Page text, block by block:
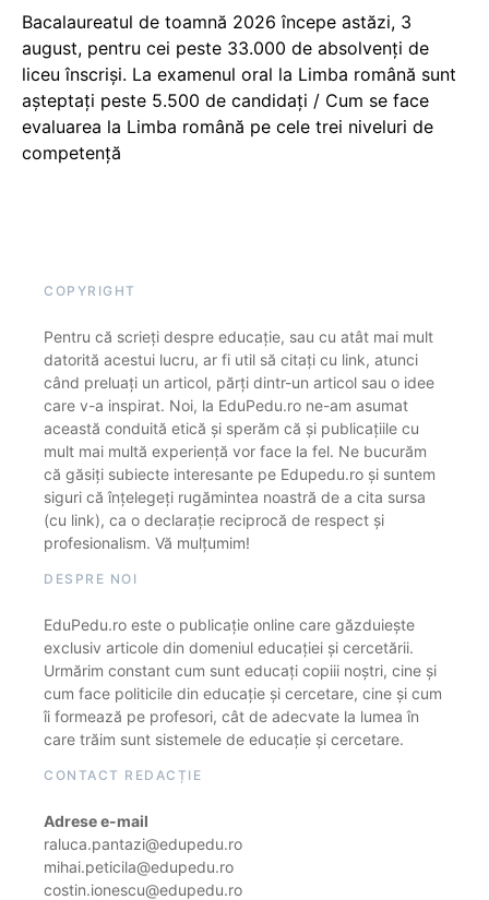
Bacalaureatul de toamnă 2026 începe astăzi, 3
august, pentru cei peste 33.000 de absolvenți de
liceu înscriși. La examenul oral la Limba română sunt
așteptați peste 5.500 de candidați / Cum se face
evaluarea la Limba română pe cele trei niveluri de
competență
COPYRIGHT
Pentru că scrieți despre educație, sau cu atât mai mult
datorită acestui lucru, ar fi util să citați cu link, atunci
când preluați un articol, părți dintr-un articol sau o idee
care v-a inspirat. Noi, la EduPedu.ro ne-am asumat
această conduită etică și sperăm că și publicațiile cu
mult mai multă experiență vor face la fel. Ne bucurăm
că găsiți subiecte interesante pe Edupedu.ro și suntem
siguri că înțelegeți rugămintea noastră de a cita sursa
(cu link), ca o declarație reciprocă de respect și
profesionalism. Vă mulțumim!
DESPRE NOI
EduPedu.ro este o publicație online care găzduiește
exclusiv articole din domeniul educației și cercetării.
Urmărim constant cum sunt educați copiii noștri, cine și
cum face politicile din educație și cercetare, cine și cum
îi formează pe profesori, cât de adecvate la lumea în
care trăim sunt sistemele de educație și cercetare.
CONTACT REDACȚIE
Adrese e-mail
raluca.pantazi@edupedu.ro
mihai.peticila@edupedu.ro
costin.ionescu@edupedu.ro